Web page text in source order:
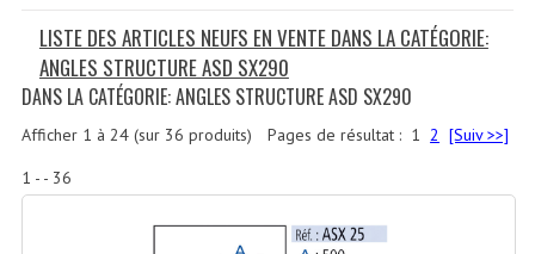
Le Matériel D´occasion
Recherche Avancée
Recevoir Nos Promotions
CATÉGORIES
LISTE DES ARTICLES NEUFS EN VENTE DANS LA CATÉGORIE:
ANGLES STRUCTURE ASD SX290
DANS LA CATÉGORIE: ANGLES STRUCTURE ASD SX290
Pages de résultat : 1 2 [Suiv >>]
Afficher 1 à 24(sur 36 produits)
1 - - 36